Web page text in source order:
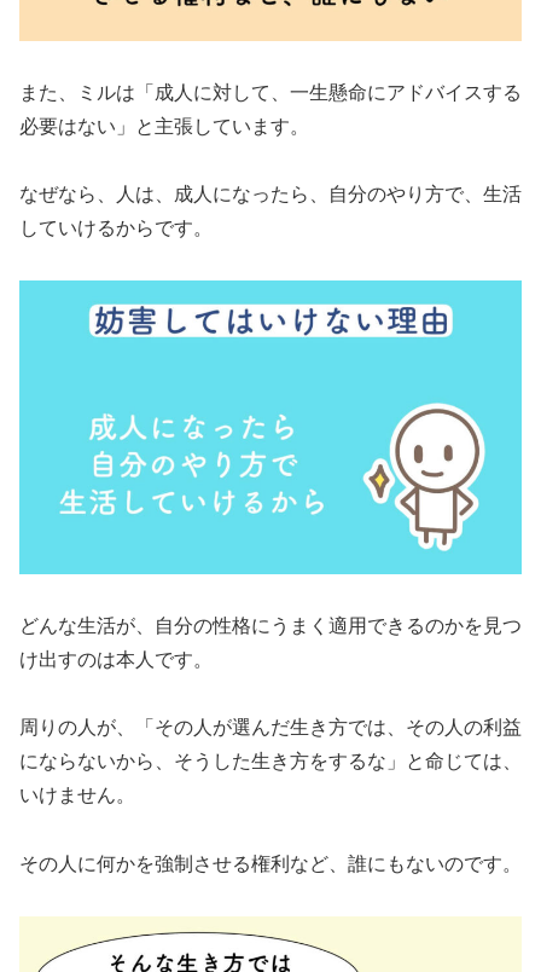
また、ミルは「成人に対して、一生懸命にアドバイスする
必要はない」と主張しています。
なぜなら、人は、成人になったら、自分のやり方で、生活
していけるからです。
どんな生活が、自分の性格にうまく適用できるのかを見つ
け出すのは本人です。
周りの人が、「その人が選んだ生き方では、その人の利益
にならないから、そうした生き方をするな」と命じては、
いけません。
その人に何かを強制させる権利など、誰にもないのです。